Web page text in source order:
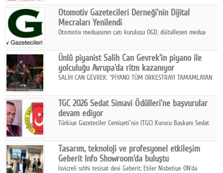
çalışan bağlılığı, iyi olma hali ve işveren markası üzerindeki
etkisine dikkat çekti.
Otomotiv Gazetecileri Derneği'nin Dijital
Mecraları Yenilendi
Otomotiv medyasının çatı kuruluşu OGD, dijitalleşen medya
hedefiyle internet sitesini ve sosyal medya kanallarını yeniledi.
Ünlü piyanist Salih Can Gevrek'in piyano ile
yolculuğu Avrupa'da ritm kazanıyor
SALİH CAN GEVREK: “PİYANO TÜM ORKESTRAYI TAMAMLAYAN
ETKİ YARATIYOR"
TGC 2026 Sedat Simavi Ödülleri'ne başvurular
devam ediyor
Türkiye Gazeteciler Cemiyeti'nin (TGC) Kurucu Başkanı Sedat
Tasarım, teknoloji ve profesyonel etkileşim
Geberit Info Showroom'da buluştu
İsviçreli sıhhi tesisat devi Geberit; Etiler Nisbetiye ON'da